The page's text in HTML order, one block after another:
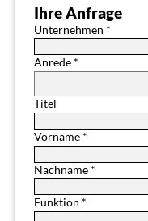
Ihre Anfrage
Unternehmen *
Anrede *
Titel
Vorname *
Nachname *
Funktion *